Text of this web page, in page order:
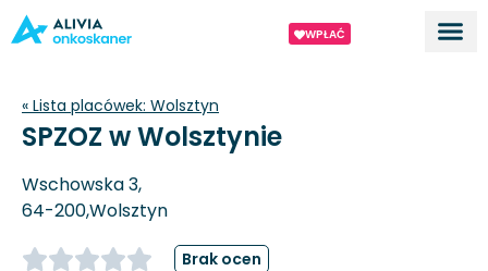
WPŁAĆ
« Lista placówek: Wolsztyn
SPZOZ w Wolsztynie
Wschowska 3,
64-200,Wolsztyn
Brak ocen